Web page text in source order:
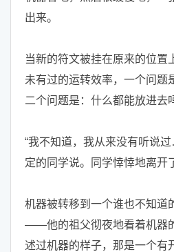
出来。
当新的符文被挂在原来的位置
未有过的运转效率，一个问题
二个问题是：什么都能放进去
“我不知道，我从来没有听说
定的同学说。同学悻悻地离开
机器被转移到一个谁也不知道
——他的祖父彻夜地看着机器
述过机器的样子，那是一个有